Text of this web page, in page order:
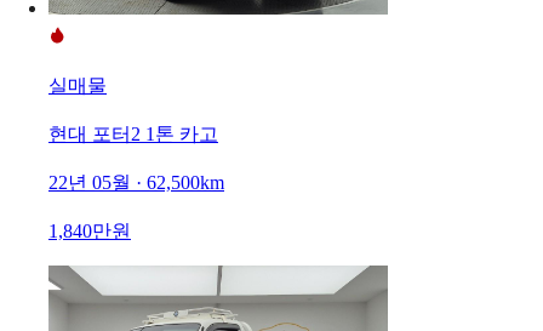
실매물
현대 포터2 1톤 카고
22년 05월 · 62,500km
1,840만원